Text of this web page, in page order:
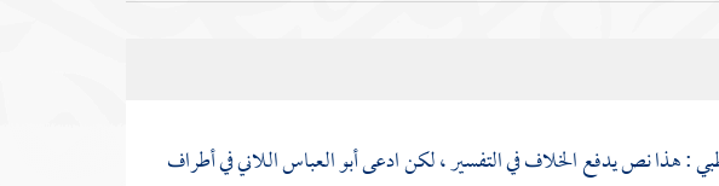
: هذا نص يدفع الخلاف في التفسير ، لكن ادعىأبو العباس اللانيفي أطراف